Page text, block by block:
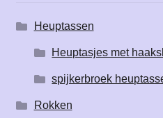
Heuptassen
Heuptasjes met
spijkerbroek
Rokken